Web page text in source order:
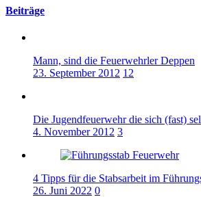
Beiträge
Mann, sind die Feuerwehrler Deppen
23. September 2012 12
Die Jugendfeuerwehr die sich (fast)
4. November 2012 3
4 Tipps für die Stabsarbeit im
26. Juni 2022 0